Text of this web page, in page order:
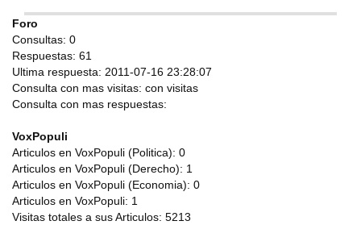
Foro
Consultas: 0
Respuestas: 61
Ultima respuesta: 2011-07-16 23:28:07
Consulta con mas visitas: con visitas
Consulta con mas respuestas:
VoxPopuli
Articulos en VoxPopuli (Politica): 0
Articulos en VoxPopuli (Derecho): 1
Articulos en VoxPopuli (Economia): 0
Articulos en VoxPopuli: 1
Visitas totales a sus Articulos: 5213